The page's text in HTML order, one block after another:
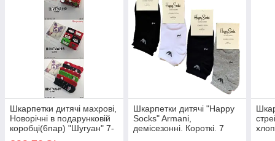
Шкарпетки дитячі махрові,
Новорічні в подарунковій
коробці(6пар) "Шугуан" 7-
9 років.
Шкарпетки дитячі "Happy
Socks" Armani,
демісезонні. Короткі. 7